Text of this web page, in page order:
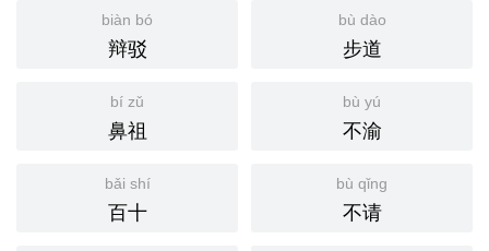
biàn bó
辩驳
bù dào
步道
bí zǔ
鼻祖
bù yú
不渝
bǎi shí
百十
bù qǐng
不请